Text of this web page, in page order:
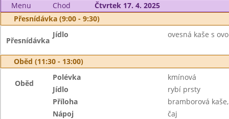
Menu Chod
Čtvrtek 17. 4. 2025
Přesnídávka (9:00 - 9:30)
Přesnídávka
Jídlo ovesná kaše s
Oběd (11:30 - 13:00)
Oběd
Polévka
kmínová
Jídlo
rybí prsty
Příloha
bramborová
Nápoj
čaj